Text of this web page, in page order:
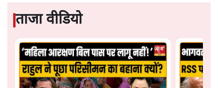
टालना दुर्भाग्यपूर्ण है। इससे कई सवाल खड़े होते हैं। सबसे अहम
सवाल यह है कि आखिर नीतीश कुमार को संयोजक बनाने की राह
में आखिर कौन रोड़े अटका रहा है? बताया जा रहा है कि कांग्रेस
नीतीश को गठबंधन का संयोजक बनाए जाने के हक में है। लेकिन
कुछ सहयोगी दल इसके हक में नहीं हैं। इसी वजह से इस मसले पर
अभी तक फ़ैसला नहीं हो पाया है। कांग्रेस इस पर सहमति बनाने